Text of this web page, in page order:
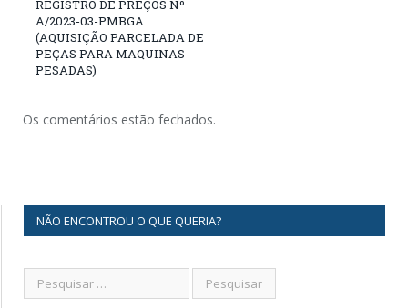
REGISTRO DE PREÇOS Nº
A/2023-03-PMBGA
(AQUISIÇÃO PARCELADA DE
PEÇAS PARA MAQUINAS
PESADAS)
Os comentários estão fechados.
NÃO ENCONTROU O QUE QUERIA?